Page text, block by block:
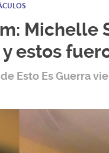
Michelle
estos
Esto Es Guerra